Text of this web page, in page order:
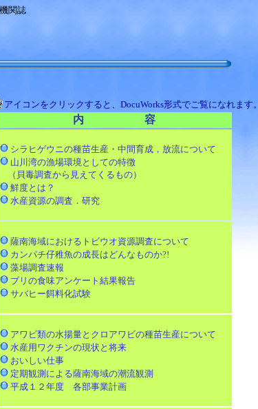
内 容
シラヒゲウニの種苗生産・中間育成，放流について
山川湾の漁場環境としての特徴
（貝毒調査から見えてくるもの）
鮮度とは？
水産資源の調査．研究
薩南海域におけるトビウオ資源調査について
カンパチ仔稚魚の成長はどんなものか?!
藻場調査速報
ブリの食味アンケート結果報告
サバヒー餌料化試験
アワビ類の水揚量とクロアワビの種苗生産について
水産用ワクチンの現状と将来
おいしい仕事
定期観測による薩南海域の潮流観測
平成１２年度 各部事業計画
関誌
アイコンをクリックすると、DocuWorks形式でご覧になれます。